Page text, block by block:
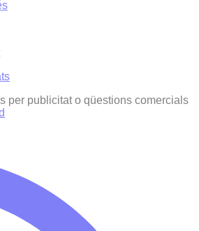
per publicitat o qüestions comercials